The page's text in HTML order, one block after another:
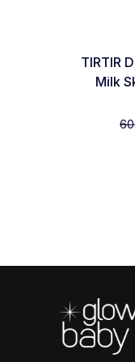
TIRTIR
Milk